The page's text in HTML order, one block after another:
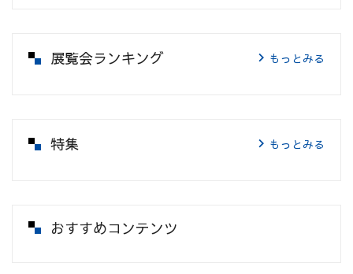
展覧会ランキング もっとみる
特集 もっとみる
おすすめコンテンツ